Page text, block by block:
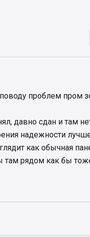
проблем пром
давно сдан и там
надежности
как обычная
там рядом как бы